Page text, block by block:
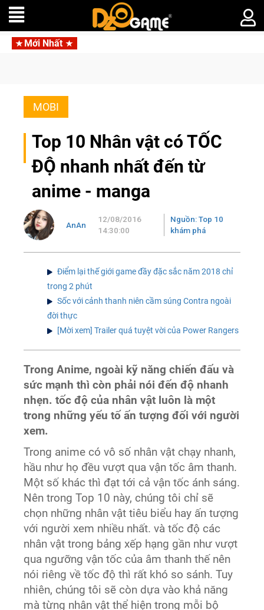
Mới Nhất
MOBI
Top 10 Nhân vật có TỐC
ĐỘ nhanh nhất đến từ
anime - manga
AnAn
12/08/2016
14:30:00
Nguồn: Top 10
khám phá
Điểm lại thế giới game đầy đặc sắc năm 2018 chỉ
trong 2 phút
Sốc với cảnh thanh niên cầm súng Contra ngoài
đời thực
[Mời xem] Trailer quá tuyệt vời của Power Rangers
Trong Anime, ngoài kỹ năng chiến đấu và
sức mạnh thì còn phải nói đến độ nhanh
nhẹn. tốc độ của nhân vật luôn là một
trong những yếu tố ấn tượng đối với người
xem.
Trong anime có vô số nhân vật chạy nhanh,
hầu như họ đều vượt qua vận tốc âm thanh.
Một số khác thì đạt tới cả vận tốc ánh sáng.
Nên trong Top 10 này, chúng tôi chỉ sẽ
chọn những nhân vật tiêu biểu hay ấn tượng
với người xem nhiều nhất. và tốc độ các
nhân vật trong bảng xếp hạng gần như vượt
qua ngưỡng vận tốc của âm thanh thế nên
nói riêng về tốc độ thì rất khó so sánh. Tuy
nhiên, chúng tôi sẽ còn dựa vào khả năng
mà từng nhân vật thể hiện trong mỗi bộ